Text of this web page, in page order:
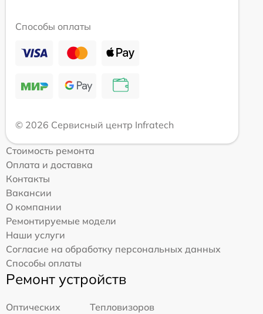
Способы оплаты
© 2026 Сервисный центр Infratech
Стоимость ремонта
Оплата и доставка
Контакты
Вакансии
О компании
Ремонтируемые модели
Наши услуги
Согласие на обработку персональных данных
Способы оплаты
Ремонт устройств
Оптических
Тепловизоров